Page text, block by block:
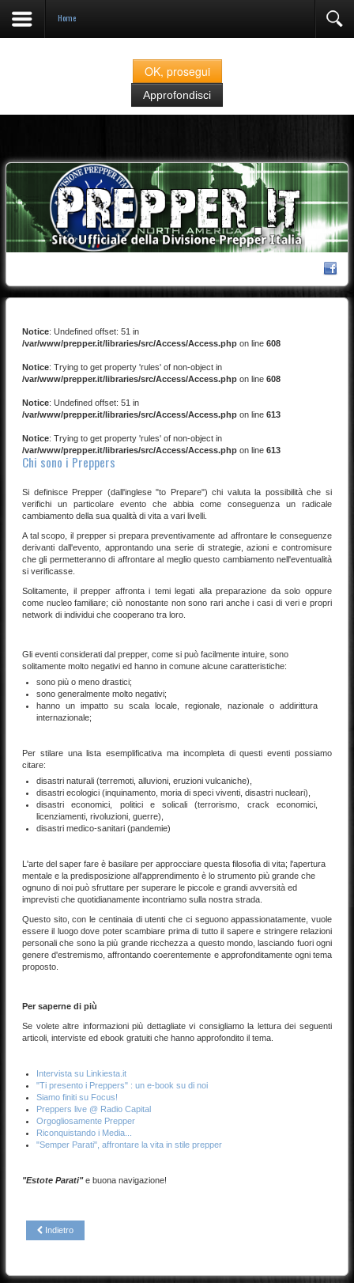
Prepper.it fa uso di cookies classificati come "strettamente necessari" alla navigazione.
OK, prosegui
Approfondisci
Home
Notice: Undefined offset: 51 in
/var/www/prepper.it/libraries/src/Access/Access.php on line 608
Notice: Trying to get property 'rules' of non-object in
/var/www/prepper.it/libraries/src/Access/Access.php on line 608
Notice: Undefined offset: 51 in
/var/www/prepper.it/libraries/src/Access/Access.php on line 613
Notice: Trying to get property 'rules' of non-object in
/var/www/prepper.it/libraries/src/Access/Access.php on line 613
Chi sono i Preppers
Si definisce Prepper (dall'inglese "to Prepare") chi valuta la possibilità che si
verifichi un particolare evento che abbia come conseguenza un radicale
cambiamento della sua qualità di vita a vari livelli.
A tal scopo, il preppersi preparapreventivamente ad affrontare le conseguenze
derivanti dall'evento, approntando una serie di strategie, azioni e contromisure
che gli permetteranno di affrontare al meglio questo cambiamento nell'eventualità
si verificasse.
Solitamente, il prepper affronta i temi legati alla preparazione da solo oppure
come nucleo familiare; ciò nonostante non sono rari anche i casi di veri e propri
network di individui che cooperano tra loro.
Gli eventi considerati dal prepper, come si può facilmente intuire, sono
solitamente molto negativi ed hanno in comune alcune caratteristiche:
sono più o meno drastici;
sono generalmente molto negativi;
hanno un impatto su scala locale, regionale, nazionale o addirittura
internazionale;
Per stilare una lista esemplificativa ma incompleta di questi eventi possiamo
citare:
disastri naturali (terremoti, alluvioni, eruzioni vulcaniche),
disastri ecologici (inquinamento, moria di speci viventi, disastri nucleari),
disastri economici, politici e solicali (terrorismo, crack economici,
licenziamenti, rivoluzioni, guerre),
disastri medico-sanitari (pandemie)
L'arte del saper fare è basilare per approcciare questa filosofia di vita; l'apertura
mentale e la predisposizione all'apprendimento è lo strumento più grande che
ognuno di noi può sfruttare per superare le piccole e grandi avversità ed
imprevisti che quotidianamente incontriamo sulla nostra strada.
Questo sito, con le centinaia di utenti che ci seguono appassionatamente, vuole
essere il luogo dove poter scambiare prima di tutto il sapere e stringere relazioni
personali che sono la più grande ricchezza a questo mondo, lasciando fuori ogni
genere d'estremismo, affrontando coerentemente e approfonditamente ogni tema
proposto.
Per saperne di più
Se volete altre informazioni più dettagliate vi consigliamo la lettura dei seguenti
articoli, interviste ed ebook gratuiti che hanno approfondito il tema.
Intervista su Linkiesta.it
"Ti presento i Preppers" : un e-book su di noi
Siamo finiti su Focus!
Preppers live @ Radio Capital
Orgogliosamente Prepper
Riconquistando i Media...
"Semper Parati", affrontare la vita in stile prepper
"Estote Parati" e buona navigazione!
Indietro